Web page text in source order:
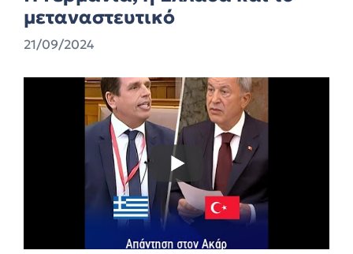
μεταναστευτικό
21/09/2024